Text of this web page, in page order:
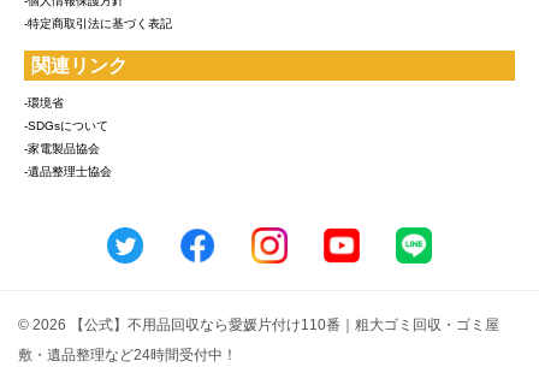
-特定商取引法に基づく表記
関連リンク
-環境省
-SDGsについて
-家電製品協会
-遺品整理士協会
© 2026 【公式】不用品回収なら愛媛片付け110番｜粗大ゴミ回収・ゴミ屋
敷・遺品整理など24時間受付中！